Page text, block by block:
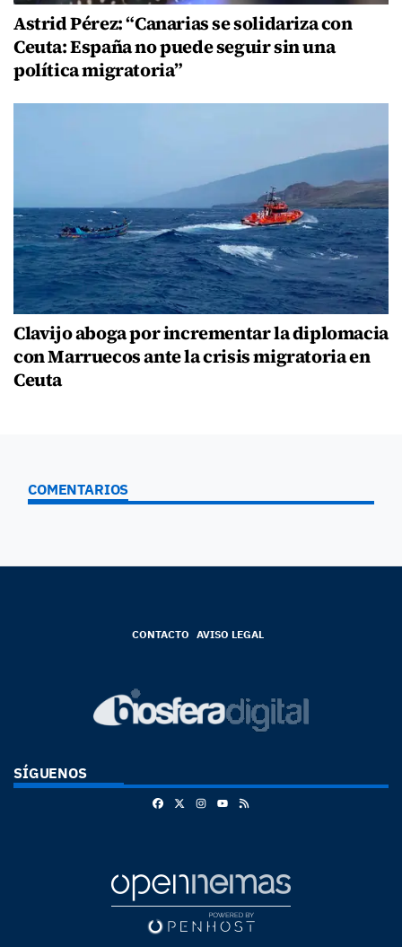
Astrid Pérez: “Canarias se solidariza con
Ceuta: España no puede seguir sin una
política migratoria”
Clavijo aboga por incrementar la diplomacia
con Marruecos ante la crisis migratoria en
Ceuta
COMENTARIOS
CONTACTO AVISO LEGAL
SÍGUENOS
FacebookInstagram